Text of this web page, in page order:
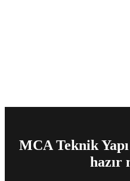
MCA Teknik
hazır